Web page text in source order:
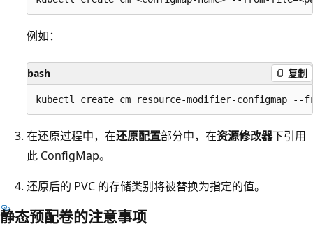
例如：
bash 复制
在还原过程中，在还原配置部分中，在资源修改器下引用
此 ConfigMap。
还原后的 PVC 的存储类别将被替换为指定的值。
静态预配卷的注意事项